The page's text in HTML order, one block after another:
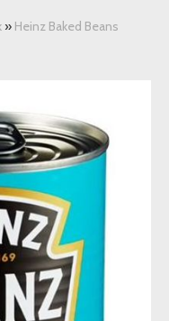
» Heinz Baked Beans